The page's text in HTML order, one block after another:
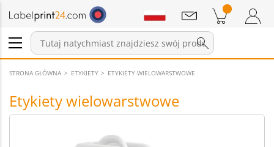
Zaloguj się / Zarejestruj
Pozycji w koszyku
Wiadomości
STRONA GŁÓWNA ETYKIETY ETYKIETY WIELOWARSTWOWE
Etykiety wielowarstwowe